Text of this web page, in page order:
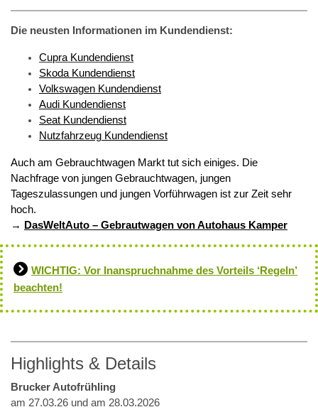
Die neusten Informationen im Kundendienst:
Cupra Kundendienst
Skoda Kundendienst
Volkswagen Kundendienst
Audi Kundendienst
Seat Kundendienst
Nutzfahrzeug Kundendienst
Auch am Gebrauchtwagen Markt tut sich einiges. Die
Nachfrage von jungen Gebrauchtwagen, jungen
Tageszulassungen und jungen Vorführwagen ist zur Zeit sehr
hoch.
→
DasWeltAuto – Gebrautwagen von Autohaus Kamper
WICHTIG: Vor Inanspruchnahme des Vorteils ‘Regeln’
beachten!
Highlights & Details
Brucker Autofrühling
am 27.03.26 und am 28.03.2026